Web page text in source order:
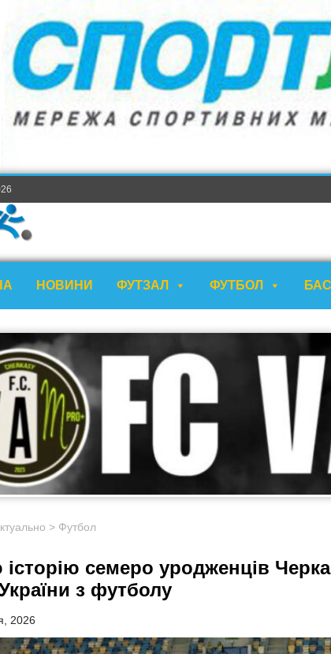
НОВИНИ ФУТЗАЛ ФУТБОЛ
> Футбол
історію семеро уродженців
з футболу
2026